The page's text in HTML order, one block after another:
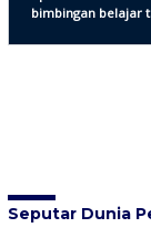
bimbingan belajar
Seputar Dunia